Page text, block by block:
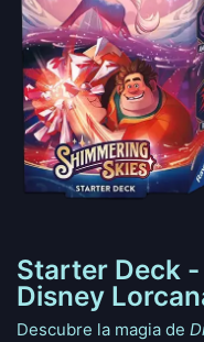
Starter Deck
Disney
Descubre la magia de